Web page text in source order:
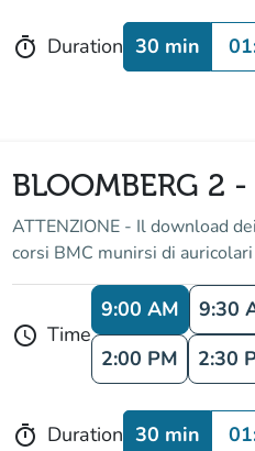
timer Duration 30 min
BLOOMBERG 2
ATTENZIONE - Il download
corsi BMC munirsi di auricolari
schedule Time
9:00 AM 9:30
2:00 PM
2:30
timer Duration 30 min